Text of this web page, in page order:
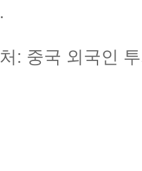
: 중국 외국인